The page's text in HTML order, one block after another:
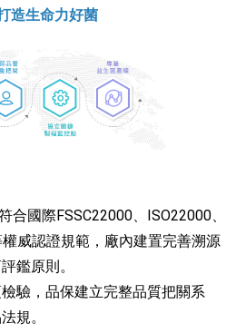
造生命力好菌
合國際FSSC22000、ISO22000、
權威認證規範，廠內建置完善溯源
鑑原則。
驗，品保建立完整品質把關系
規。